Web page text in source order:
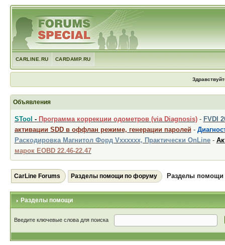
CARLINE.RU CARDAMP.RU
Объявления
STool - Программа коррекции одометров (via Diagnosis)- FVDI
активации SDD в оффлан режиме, генерации паролей -
Раскодировка Магнитол Форд Vxxxxxx, Практически OnLine-
марок EOBD 22.46-22.47
CarLine Forums Разделы помощи по форуму Разделы помощи
Разделы помощи
Введите ключевые слова для поиска